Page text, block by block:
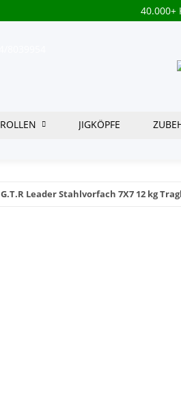
40.000+
ROLLEN JIGKÖPFE
G.T.R Leader Stahlvorfach 7X7 12 kg